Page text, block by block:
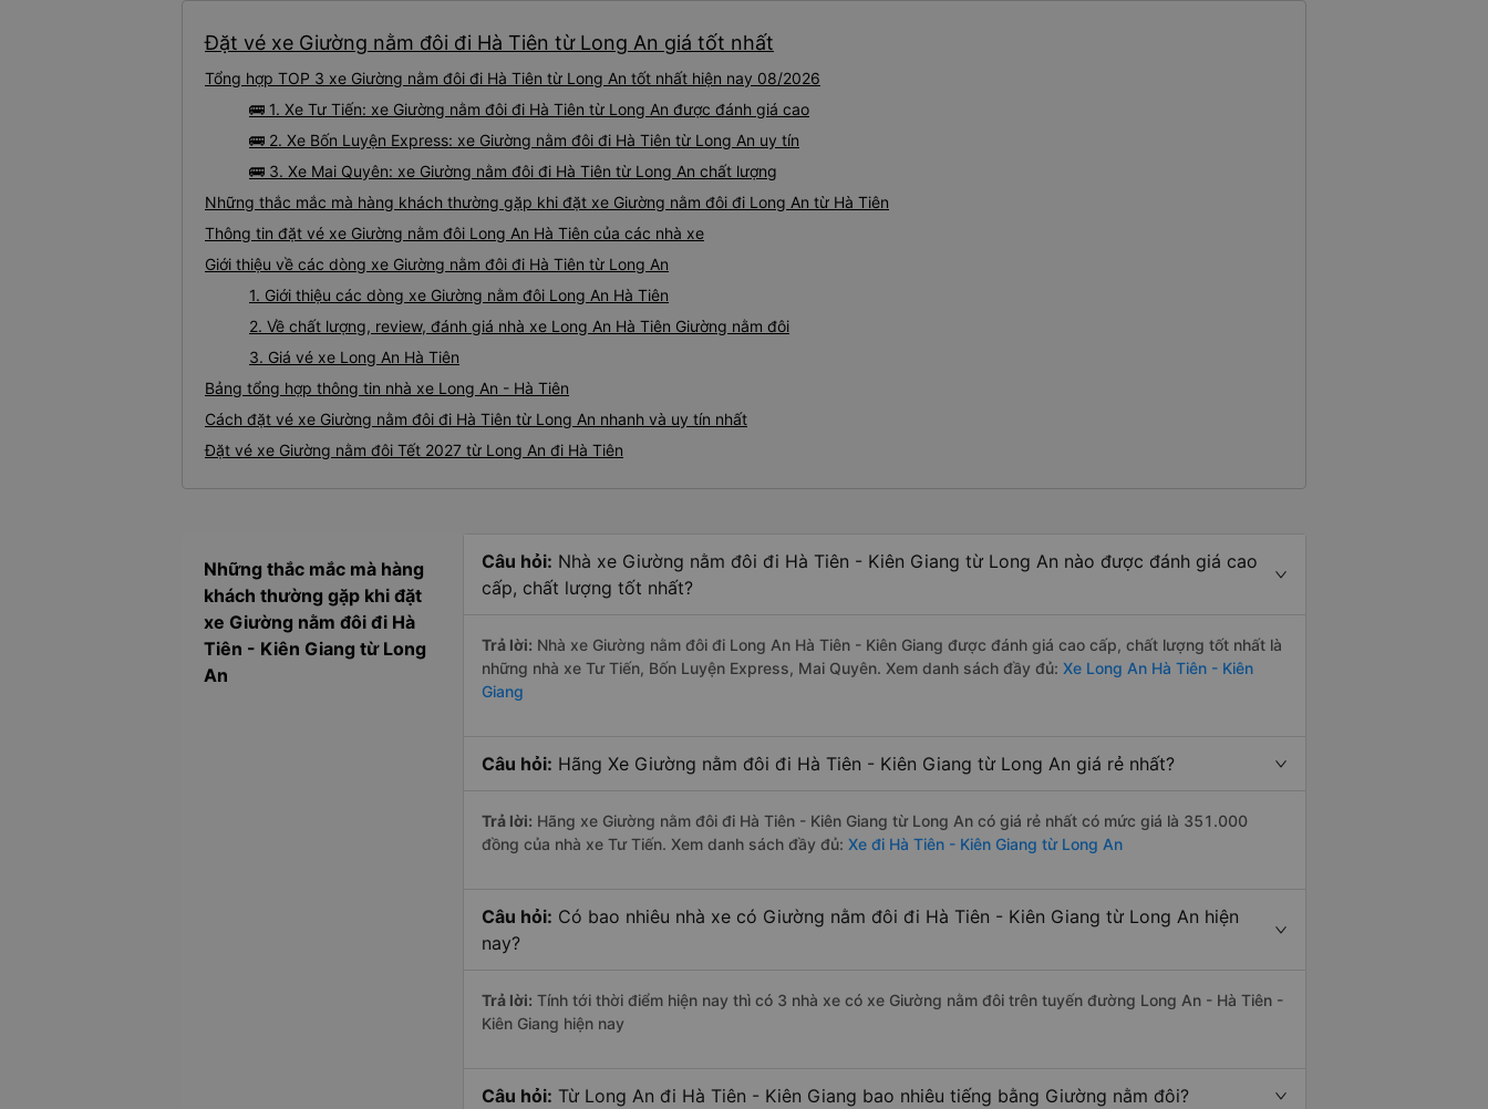
Đặt vé xe Giường nằm đôi đi Hà Tiên từ Long An giá tốt nhất
Tổng hợp TOP 3 xe Giường nằm đôi đi Hà Tiên từ Long An tốt nhất hiện nay 08/2026
🚌 1. Xe Tư Tiến: xe Giường nằm đôi đi Hà Tiên từ Long An được đánh giá cao
🚌 2. Xe Bốn Luyện Express: xe Giường nằm đôi đi Hà Tiên từ Long An uy tín
🚌 3. Xe Mai Quyên: xe Giường nằm đôi đi Hà Tiên từ Long An chất lượng
Những thắc mắc mà hàng khách thường gặp khi đặt xe Giường nằm đôi đi Long An từ Hà Tiên
Thông tin đặt vé xe Giường nằm đôi Long An Hà Tiên của các nhà xe
Giới thiệu về các dòng xe Giường nằm đôi đi Hà Tiên từ Long An
1. Giới thiệu các dòng xe Giường nằm đôi Long An Hà Tiên
2. Về chất lượng, review, đánh giá nhà xe Long An Hà Tiên Giường nằm đôi
3. Giá vé xe Long An Hà Tiên
Bảng tổng hợp thông tin nhà xe Long An - Hà Tiên
Cách đặt vé xe Giường nằm đôi đi Hà Tiên từ Long An nhanh và uy tín nhất
Đặt vé xe Giường nằm đôi Tết 2027 từ Long An đi Hà Tiên
Những thắc mắc mà hàng
khách thường gặp khi đặt
xe Giường nằm đôi đi Hà
Tiên - Kiên Giang từ Long
An
Câu hỏi: Nhà xe Giường nằm đôi đi Hà Tiên - Kiên Giang từ Long An nào được đánh giá cao
cấp, chất lượng tốt nhất?
Trả lời: Nhà xe Giường nằm đôi đi Long An Hà Tiên - Kiên Giang được đánh giá cao cấp, chất lượng tốt nhất là
những nhà xe Tư Tiến, Bốn Luyện Express, Mai Quyên. Xem danh sách đầy đủ: Xe Long An Hà Tiên - Kiên
Giang
Câu hỏi: Hãng Xe Giường nằm đôi đi Hà Tiên - Kiên Giang từ Long An giá rẻ nhất?
Trả lời: Hãng xe Giường nằm đôi đi Hà Tiên - Kiên Giang từ Long An có giá rẻ nhất có mức giá là 351.000
đồng của nhà xe Tư Tiến. Xem danh sách đầy đủ: Xe đi Hà Tiên - Kiên Giang từ Long An
Câu hỏi: Có bao nhiêu nhà xe có Giường nằm đôi đi Hà Tiên - Kiên Giang từ Long An hiện
nay?
Trả lời: Tính tới thời điểm hiện nay thì có 3 nhà xe có xe Giường nằm đôi trên tuyến đường Long An - Hà Tiên -
Kiên Giang hiện nay
Câu hỏi: Từ Long An đi Hà Tiên - Kiên Giang bao nhiêu tiếng bằng Giường nằm đôi?